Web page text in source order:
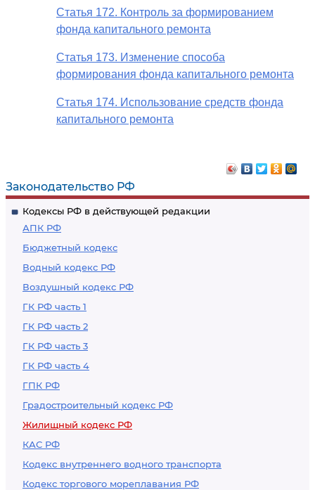
Законодательство РФ
Кодексы РФ в действующей редакции
АПК РФ
Бюджетный кодекс
Водный кодекс РФ
Воздушный кодекс РФ
ГК РФ часть 1
ГК РФ часть 2
ГК РФ часть 3
ГК РФ часть 4
ГПК РФ
Градостроительный кодекс РФ
Жилищный кодекс РФ
КАС РФ
Кодекс внутреннего водного транспорта
Кодекс торгового мореплавания РФ
Статья 172. Контроль за формированием
фонда капитального ремонта
Статья 173. Изменение способа
формирования фонда капитального ремонта
Статья 174. Использование средств фонда
капитального ремонта